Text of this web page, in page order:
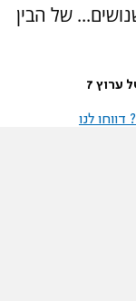
של הבין
7
לנו